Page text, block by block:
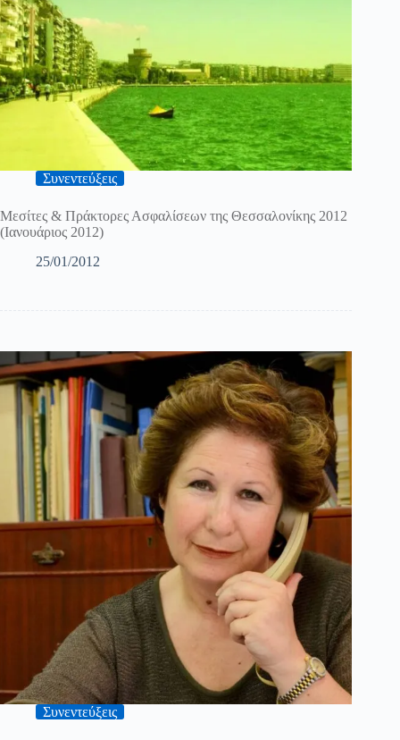
Συνεντεύξεις
Mεσίτες & Πράκτορες Ασφαλίσεων της Θεσσαλονίκης 2012
(Ιανουάριος 2012)
25/01/2012
Συνεντεύξεις